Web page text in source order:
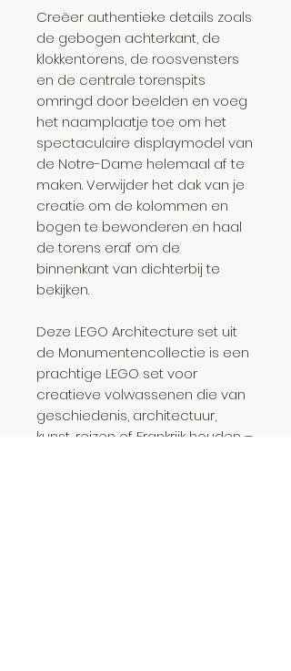
Creëer authentieke details zoals
de gebogen achterkant, de
klokkentorens, de roosvensters
en de centrale torenspits
omringd door beelden en voeg
het naamplaatje toe om het
spectaculaire displaymodel van
de Notre-Dame helemaal af te
maken. Verwijder het dak van je
creatie om de kolommen en
bogen te bewonderen en haal
de torens eraf om de
binnenkant van dichterbij te
bekijken.
Deze LEGO Architecture set uit
de Monumentencollectie is een
prachtige LEGO set voor
creatieve volwassenen die van
geschiedenis, architectuur,
kunst, reizen of Frankrijk houden –